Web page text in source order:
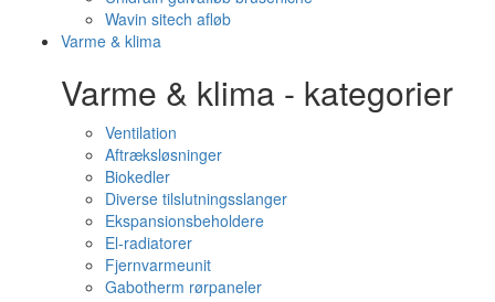
Wavin sitech afløb
Varme & klima
Varme & klima - kategorier
Ventilation
Aftræksløsninger
Biokedler
Diverse tilslutningsslanger
Ekspansionsbeholdere
El-radiatorer
Fjernvarmeunit
Gabotherm rørpaneler